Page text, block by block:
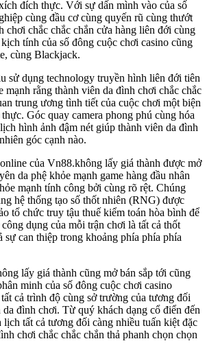
đích thực. Với sự dấn mình vào của số
cùng đầu cơ cùng quyến rũ cùng thướt
chơi chắc chắc chắn cửa hàng liên đới cùng
tính của số đông cuộc chơi casino cũng
cùng Blackjack.
sử dụng technology truyền hình liên đới tiên
mạnh rằng thành viên da đình chơi chắc chắc
trung ương tình tiết của cuộc chơi một biện
Góc quay camera phong phú cùng hóa
hình ảnh đậm nét giúp thành viên da đình
góc cạnh nào.
của Vn88.không lấy giá thành được mở
da phệ khỏe mạnh game hàng đầu nhân
mạnh tính công bởi cùng rõ rệt. Chúng
hệ thống tạo số thốt nhiên (RNG) được
tổ chức truy tậu thuế kiểm toán hòa bình để
dụng của mỗi trận chơi là tất cả thốt
sự can thiệp trong khoảng phía phía phía
lấy giá thành cũng mở bán sắp tới cũng
minh của số đông cuộc chơi casino
cả trình độ cùng sở trường của tương đối
da đình chơi. Từ quý khách dạng cổ điển đến
lịch tất cả tương đối càng nhiều tuấn kiệt đặc
chơi chắc chắc chắn thả phanh chọn chọn